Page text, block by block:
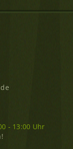
- 13:00 Uhr